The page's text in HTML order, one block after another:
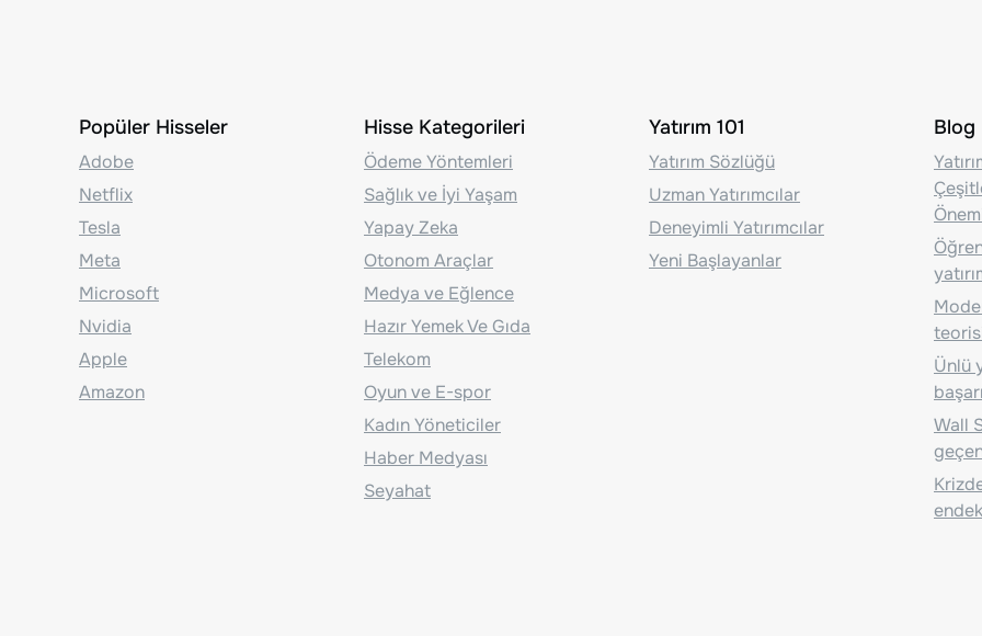
Popüler Hisseler
Adobe
Netflix
Tesla
Meta
Microsoft
Nvidia
Apple
Amazon
Hisse Kategorileri
Ödeme Yöntemleri
Sağlık ve İyi Yaşam
Yapay Zeka
Otonom Araçlar
Medya ve Eğlence
Hazır Yemek Ve Gıda
Telekom
Oyun ve E-spor
Kadın Yöneticiler
Haber Medyası
Seyahat
Yatırım 101
Yatırım Sözlüğü
Uzman Yatırımcılar
Deneyimli Yatırımcılar
Yeni Başlayanlar
Blog
Ünlü
Wall